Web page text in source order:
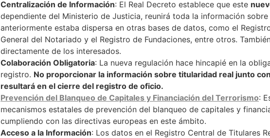
Centralización de Información: El Real Decreto establece que este
dependiente del Ministerio de Justicia, reunirá toda la información
anteriormente estaba dispersa en otras bases de datos, como el
General del Notariado y el Registro de Fundaciones, entre otros.
directamente de los interesados.
Colaboración Obligatoria: La nueva regulación hace hincapié en la
registro. No proporcionar la información sobre titularidad real junto
resultará en el cierre del registro de oficio.
Prevención del Blanqueo de Capitales y Financiación del Terrorismo:
mecanismos estatales de prevención del blanqueo de capitales y
cumpliendo con las directivas europeas en este ámbito.
Acceso a la Información: Los datos en el Registro Central de Titulares